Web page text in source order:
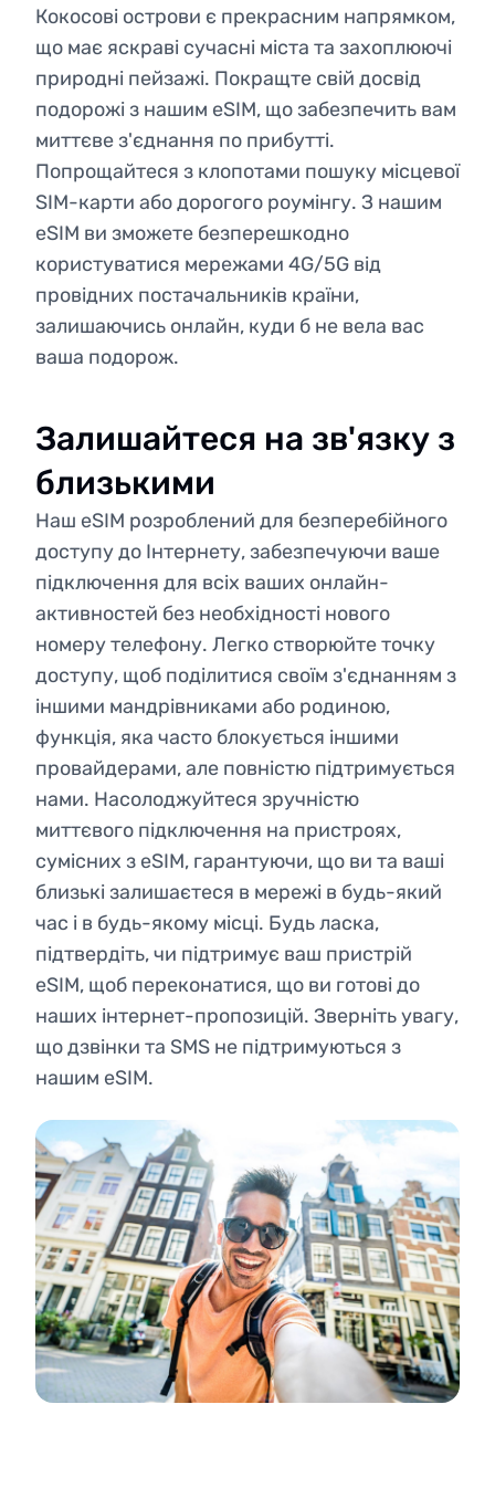
Кокосові острови є прекрасним напрямком,
що має яскраві сучасні міста та захоплюючі
природні пейзажі. Покращте свій досвід
подорожі з нашим eSIM, що забезпечить вам
миттєве з'єднання по прибутті.
Попрощайтеся з клопотами пошуку місцевої
SIM-карти або дорогого роумінгу. З нашим
eSIM ви зможете безперешкодно
користуватися мережами 4G/5G від
провідних постачальників країни,
залишаючись онлайн, куди б не вела вас
ваша подорож.
Залишайтеся на зв'язку з
близькими
Наш eSIM розроблений для безперебійного
доступу до Інтернету, забезпечуючи ваше
підключення для всіх ваших онлайн-
активностей без необхідності нового
номеру телефону. Легко створюйте точку
доступу, щоб поділитися своїм з'єднанням з
іншими мандрівниками або родиною,
функція, яка часто блокується іншими
провайдерами, але повністю підтримується
нами. Насолоджуйтеся зручністю
миттєвого підключення на пристроях,
сумісних з eSIM, гарантуючи, що ви та ваші
близькі залишаєтеся в мережі в будь-який
час і в будь-якому місці. Будь ласка,
підтвердіть, чи підтримує ваш пристрій
eSIM, щоб переконатися, що ви готові до
наших інтернет-пропозицій. Зверніть увагу,
що дзвінки та SMS не підтримуються з
нашим eSIM.